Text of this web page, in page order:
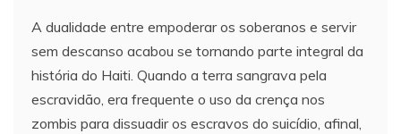
A dualidade entre empoderar os soberanos e servir
sem descanso acabou se tornando parte integral da
história do Haiti. Quando a terra sangrava pela
escravidão, era frequente o uso da crença nos
zombis para dissuadir os escravos do suicídio, afinal,